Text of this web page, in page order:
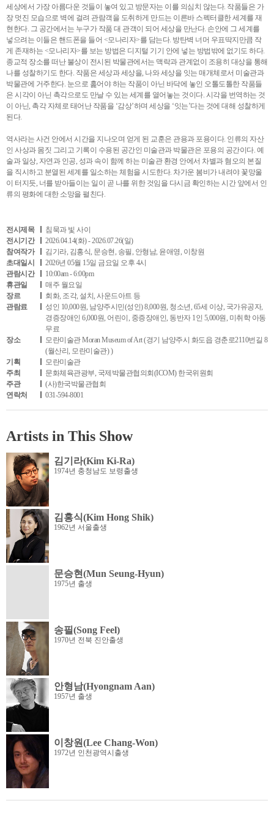
세상에서 가장 아름다운 것들이 놓여 있고 방문자는 이를 의심치 않는다. 작품들은 가
장 멋진 모습으로 벽에 걸려 관람객을 도취하게 만드는 이른바 스펙터클한 세계를 재
현한다. 그 공간에서는 누구가 작품 대 관객이 되어 세상을 만난다. 손안에 그 세계를
넣으려는 이들은 핸드폰을 들어 <모나리자>를 담는다. 방탄벽 너머 우표딱지만큼 작
게 존재하는 <모나리자>를 보는 방법은 디지털 기기 안에 넣는 방법밖에 없기도 하다.
종교적 장소를 떠난 불상이 전시된 박물관에서는 맥락과 관계없이 조용히 대상을 통해
나를 성찰하기도 한다. 작품은 세상과 세상을, 나와 세상을 잇는 매개체로서 미술관과
박물관에 거주한다. 눈으로 훑어야 하는 작품이 아닌 바닥에 놓인 오톨도톨한 작품들
은 시각이 아닌 촉각으로도 만날 수 있는 세계를 열어놓는 것이다. 시각을 번역하는 것
이 아닌, 촉각 자체로 태어난 작품을 ‘감상’하며 세상을 ‘잇는’다는 것에 대해 성찰하게
된다.
역사라는 사건 안에서 시간을 지나오며 얻게 된 교훈은 관용과 포용이다. 인류의 자산
인 사상과 몸짓 그리고 기록이 수용된 공간인 미술관과 박물관은 포용의 공간이다. 예
술과 일상, 자연과 인공, 성과 속이 함께 하는 미술관 환경 안에서 차별과 혐오의 본질
을 직시하고 분열된 세계를 일소하는 체험을 시도한다. 차가운 봄비가 내려야 꽃망울
이 터지듯, 너를 받아들이는 일이 곧 나를 위한 것임을 다시금 확인하는 시간 앞에서 인
류의 평화에 대한 소망을 펼친다.
전시제목
침묵과 빛 사이
전시기간
2026.04.14(화) - 2026.07.26(일)
참여작가
김기라, 김홍식, 문승현, 송필, 안형남, 윤애영, 이창원
초대일시
2026년 05월 15일 금요일 오후 4시
관람시간
10:00am - 6:00pm
휴관일
매주 월요일
장르
회화, 조각, 설치, 사운드아트 등
관람료
성인 10,000원, 남양주시민(성인) 8,000원, 청소년, 65세 이상, 국가유공자,
경증장애인 6,000원, 어린이, 중증장애인, 동반자 1인 5,000원, 미취학 아동
무료
장소
모란미술관 Moran Museum of Art (경기 남양주시 화도읍 경춘로2110번길 8
(월산리, 모란미술관) )
기획
모란미술관
주최
문화체육관광부, 국제박물관협의회(ICOM) 한국위원회
주관
(사)한국박물관협회
연락처
031-594-8001
Artists in This Show
김기라(Kim Ki-Ra)
1974년 충청남도 보령출생
김홍식(Kim Hong Shik)
1962년 서울출생
문승현(Mun Seung-Hyun)
1975년 출생
송필(Song Feel)
1970년 전북 진안출생
안형남(Hyongnam Aan)
1957년 출생
이창원(Lee Chang-Won)
1972년 인천광역시출생